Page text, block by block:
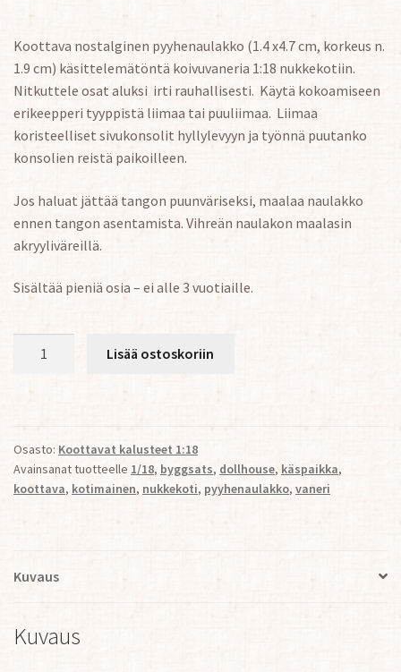
Koottava nostalginen pyyhenaulakko (1.4 x4.7 cm, korkeus n.
1.9 cm) käsittelemätöntä koivuvaneria 1:18 nukkekotiin.
Nitkuttele osat aluksi irti rauhallisesti. Käytä kokoamiseen
erikeepperi tyyppistä liimaa tai puuliimaa. Liimaa
koristeelliset sivukonsolit hyllylevyyn ja työnnä puutanko
konsolien reistä paikoilleen.
Jos haluat jättää tangon puunväriseksi, maalaa naulakko
ennen tangon asentamista. Vihreän naulakon maalasin
akryyliväreillä.
Sisältää pieniä osia – ei alle 3 vuotiaille.
Lisää ostoskoriin
Osasto: Koottavat kalusteet 1:18
Avainsanat tuotteelle 1/18, byggsats, dollhouse, käspaikka,
koottava, kotimainen, nukkekoti, pyyhenaulakko, vaneri
Kuvaus
Kuvaus